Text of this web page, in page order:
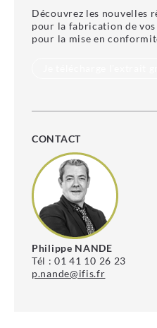
Découvrez les nouvelles
pour la fabrication de
pour la mise en
CONTACT
Philippe NANDE
Tél : 01 41 10 26 23
p.nande@ifis.fr